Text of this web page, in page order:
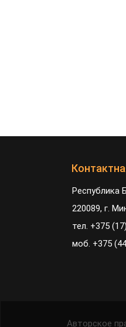
Республика
220089, г.
тел. +375
моб. +375
Авторское